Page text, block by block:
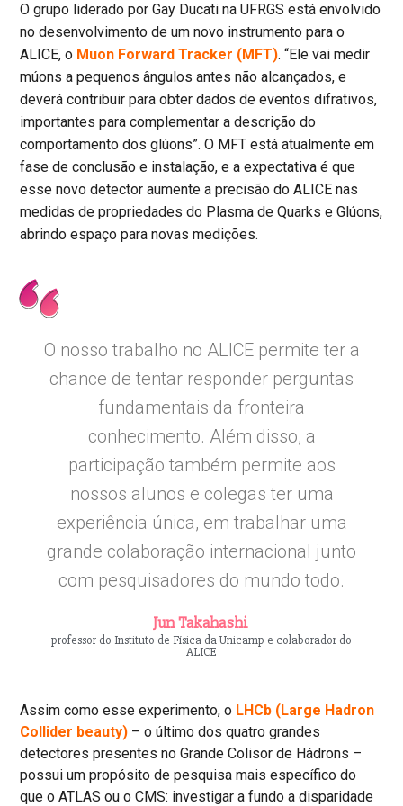
O grupo liderado por Gay Ducati na UFRGS está envolvido
no desenvolvimento de um novo instrumento para o
ALICE, o Muon Forward Tracker (MFT). “Ele vai medir
múons a pequenos ângulos antes não alcançados, e
deverá contribuir para obter dados de eventos difrativos,
importantes para complementar a descrição do
comportamento dos glúons”. O MFT está atualmente em
fase de conclusão e instalação, e a expectativa é que
esse novo detector aumente a precisão do ALICE nas
medidas de propriedades do Plasma de Quarks e Glúons,
abrindo espaço para novas medições.
O nosso trabalho no ALICE permite ter a
chance de tentar responder perguntas
fundamentais da fronteira
conhecimento. Além disso, a
participação também permite aos
nossos alunos e colegas ter uma
experiência única, em trabalhar uma
grande colaboração internacional junto
com pesquisadores do mundo todo.
Jun Takahashi
professor do Instituto de Física da Unicamp e colaborador do
ALICE
Assim como esse experimento, o LHCb (Large Hadron
Collider beauty) – o último dos quatro grandes
detectores presentes no Grande Colisor de Hádrons –
possui um propósito de pesquisa mais específico do
que o ATLAS ou o CMS: investigar a fundo a disparidade